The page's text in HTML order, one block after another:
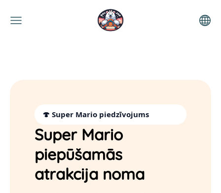
🍄 Super Mario piedzīvojums
Super Mario
piepūšamās
atrakcija noma